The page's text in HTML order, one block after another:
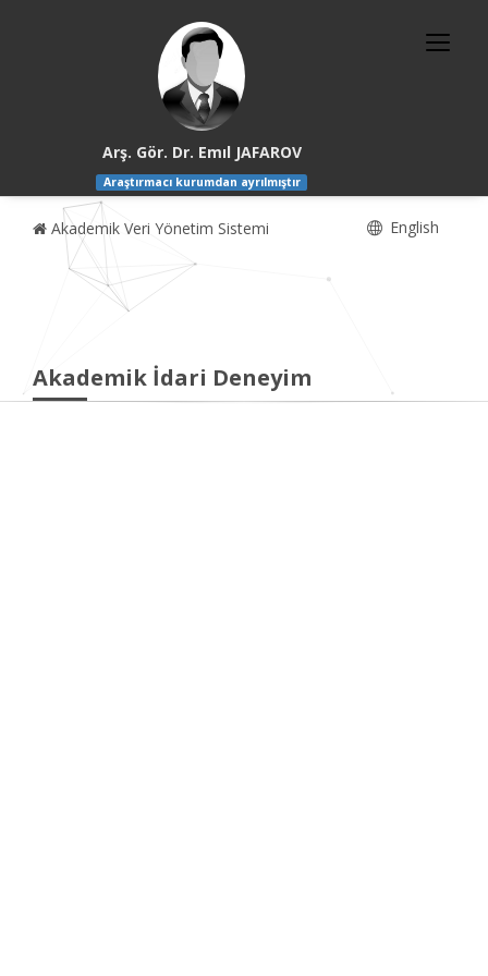
Arş. Gör. Dr. Emıl JAFAROV
Araştırmacı kurumdan ayrılmıştır
Akademik Veri Yönetim Sistemi English
Akademik İdari Deneyim